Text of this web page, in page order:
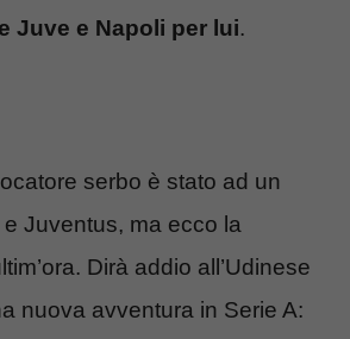
Juve e Napoli per lui.
serbo è stato ad un
Juventus, ma ecco la
Dirà addio all’Udinese
nuova avventura in Serie A: